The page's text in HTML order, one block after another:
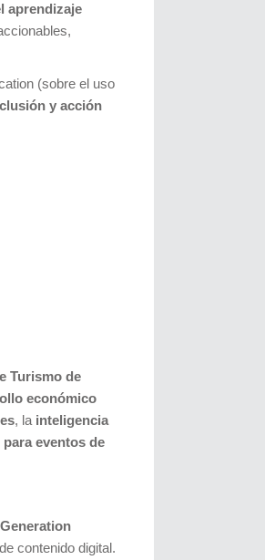
aprendizaje
(sobre el uso
y acción
Turismo de
económico
, la inteligencia
eventos de
contenido digital.